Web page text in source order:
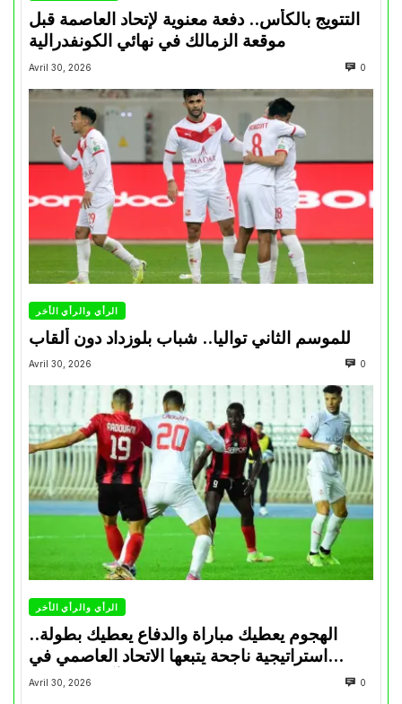
التتويج بالكأس.. دفعة معنوية لإتحاد العاصمة قبل
موقعة الزمالك في نهائي الكونفدرالية
Avril 30, 2026 0
الرأي والرأي الأخر
للموسم الثاني تواليا.. شباب بلوزداد دون ألقاب
Avril 30, 2026 0
الرأي والرأي الأخر
الهجوم يعطيك مباراة والدفاع يعطيك بطولة..
استراتيجية ناجحة يتبعها الاتحاد العاصمي في
تتويجاته آخر السنوات
Avril 30, 2026 0